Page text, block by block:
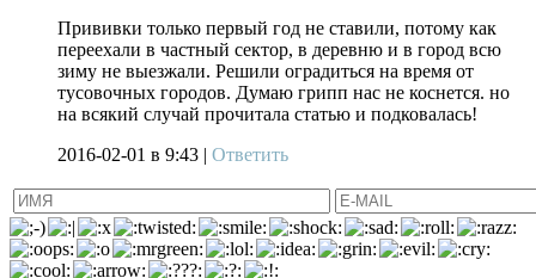
Прививки только первый год не ставили, потому как
переехали в частный сектор, в деревню и в город всю
зиму не выезжали. Решили оградиться на время от
тусовочных городов. Думаю грипп нас не коснется. но
на всякий случай прочитала статью и подковалась!
2016-02-01 в 9:43 | Ответить